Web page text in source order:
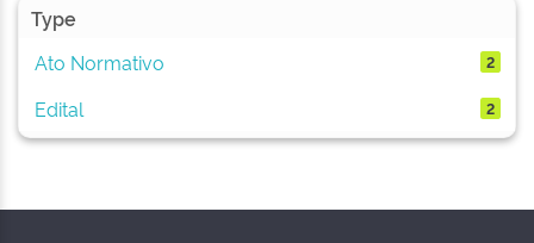
Type
Ato Normativo
2
Edital 2